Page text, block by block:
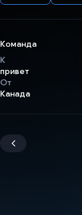
Команда
К
привет
От
Канада